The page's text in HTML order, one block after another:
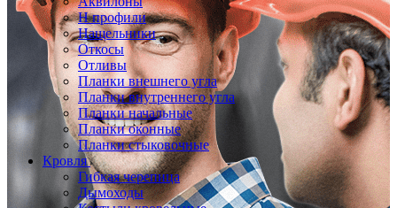
Н профили
Нащельники
Откосы
Отливы
Планки внешнего угла
Планки внутреннего угла
Планки начальные
Планки оконные
Планки стыковочные
Кровля
Гибкая черепица
Дымоходы